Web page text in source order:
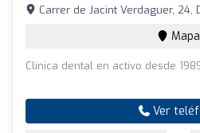
Carrer de Jacint Verdaguer, 24,
Mapa
Clínica dental en activo desde
Ver